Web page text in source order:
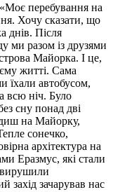
перебування на
Хочу сказати, що
днів. Після
ми разом із друзями
Майорка. І це,
житті. Сама
їхали автобусом,
всю ніч. Було
сну понад дві
на Майорку,
сонечко,
архітектура на
Еразмус, які стали
вирушили
захід зачарував нас